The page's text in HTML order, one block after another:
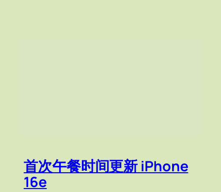
首次午餐时间更新 iPhone
16e